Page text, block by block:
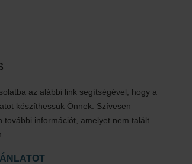
az alábbi link segítségével, hogy a
készíthessük Önnek. Szívesen
további információt, amelyet nem talált